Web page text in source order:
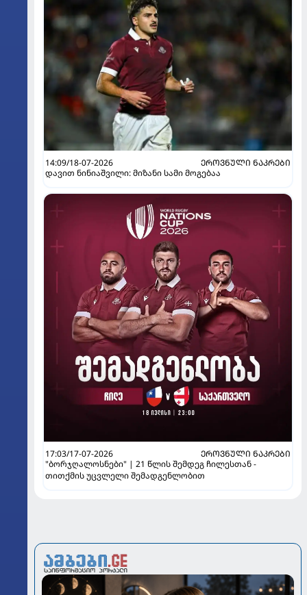
14:09/18-07-2026
ᲔᲠᲝᲕᲜᲣᲚᲘ ᲜᲐᲙᲠᲔᲑᲘ
დავით ნინიაშვილი: მიზანი სამი მოგებაა
17:03/17-07-2026
ᲔᲠᲝᲕᲜᲣᲚᲘ ᲜᲐᲙᲠᲔᲑᲘ
"ბორჯღალოსნები" | 21 წლის შემდეგ ჩილესთან -
თითქმის უცვლელი შემადგენლობით